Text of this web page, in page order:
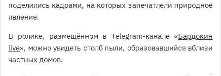
поделились кадрами, на которых запечатлели природное
явление.
В ролике, размещённом в Telegram-канале «Бардокин
live», можно увидеть столб пыли, образовавшийся вблизи
частных домов.